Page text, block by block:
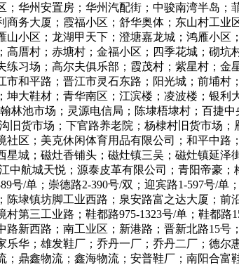
华州安置房；华州汽配街；中骏南湾半岛
务大厦；霞福小区；舒华奥体；东山村工
小区；龙湖甲天下；澄塘嘉龙城；鸿雁小
厝村；赤塘村；金福小区；四季花城；砌
习场；高尔夫俱乐部；霞茂村；紫星村；
和平路；晋江市灵石东路；阳光城；前埔
大鞋材；青华南区；江滨楼；凌波楼；银
林池市场；灵源电信局；陈埭梧埭村；百捷
旧货市场；下官路养老院；杨棣村旧货市场
社区；美克休闲体育用品有限公司；和平中
星城；磁灶香铺头；磁灶镇三吴；磁灶镇延
中航城天悦；源泰皮革有限公司；青阳帝豪
号/单；崇德路2-390号/双；迎宾路1-597号/
埭镇坊脚工业西路；泉安路富之达大厦；
第三工业路；鞋都路975-1323号/单；鞋都
新西路；南工业区；新港路；晋新北路15
华；雄发鞋厂；乔丹一厂；乔丹二厂；德
鼎鑫物流；鑫海物流；安普鞋厂；南阳合